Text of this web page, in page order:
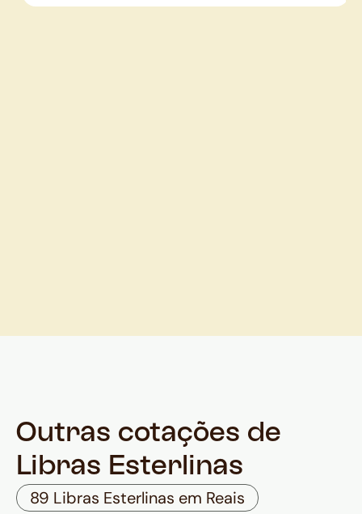
Outras cotações de
Libras Esterlinas
89 Libras Esterlinas em Reais